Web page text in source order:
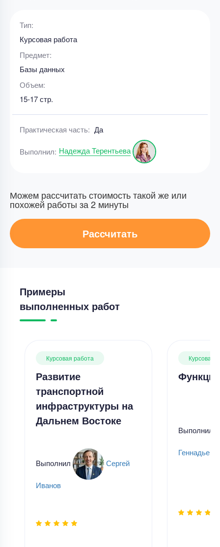
Тип:
Курсовая работа
Предмет:
Базы данных
Объем:
15-17 стр.
Практическая часть: Да
Выполнил: Надежда Терентьева
Можем рассчитать стоимость такой же или
похожей работы за 2 минуты
Рассчитать
Примеры
выполненных работ
Курсовая работа
Развитие
транспортной
инфраструктуры на
Дальнем Востоке
Выполнил Сергей
Иванов
Курсовая
Выполнил